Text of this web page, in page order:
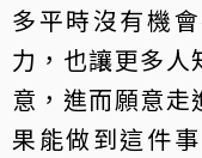
多平時沒有機
力，也讓更多人
意，進而願意走
果能做到這件